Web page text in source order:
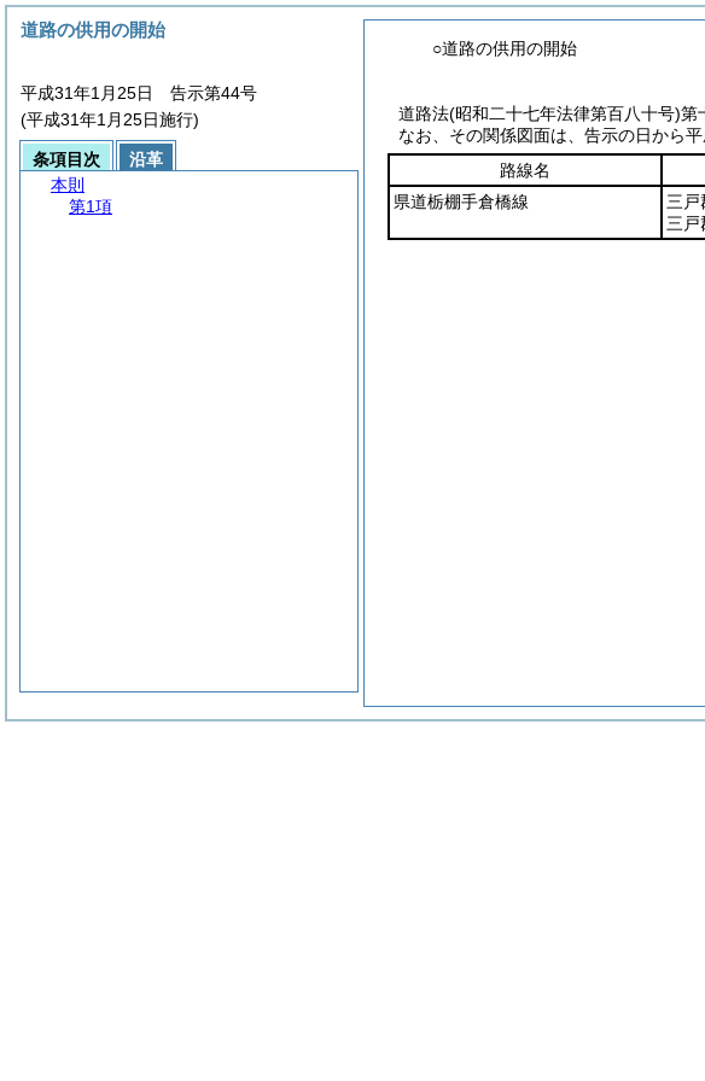
○道路の供用の開始
道路法(昭和二十七年法律第百八十号)第
なお、その関係図面は、告示の日から
路線名
県道栃棚手倉橋線
三戸
三戸
道路の供用の開始
平成31年1月25日 告示第44号
(平成31年1月25日施行)
条項目次
沿革
本則
第1項